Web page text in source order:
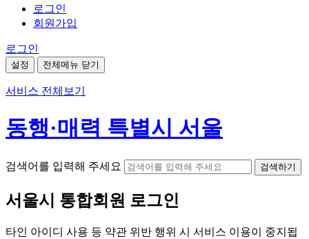
로그인
회원가입
로그인
설정 전체메뉴 닫기
서비스 전체보기
동행·매력 특별시 서울
검색어를 입력해 주세요 검색하기
서울시 통합회원 로그인
타인 아이디 사용 등 약관 위반 행위 시 서비스 이용이 중지됩